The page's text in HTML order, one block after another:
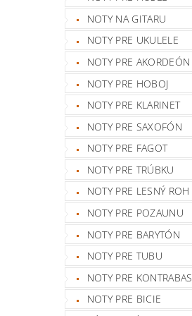
NOTY NA GITARU
NOTY PRE UKULELE
NOTY PRE AKORDEÓN
NOTY PRE HOBOJ
NOTY PRE KLARINET
NOTY PRE SAXOFÓN
NOTY PRE FAGOT
NOTY PRE TRÚBKU
NOTY PRE LESNÝ ROH
NOTY PRE POZAUNU
NOTY PRE BARYTÓN
NOTY PRE TUBU
NOTY PRE KONTRABAS
NOTY PRE BICIE